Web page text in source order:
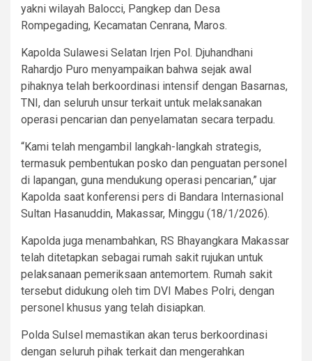
yakni wilayah Balocci, Pangkep dan Desa
Rompegading, Kecamatan Cenrana, Maros.
Kapolda Sulawesi Selatan Irjen Pol. Djuhandhani
Rahardjo Puro menyampaikan bahwa sejak awal
pihaknya telah berkoordinasi intensif dengan Basarnas,
TNI, dan seluruh unsur terkait untuk melaksanakan
operasi pencarian dan penyelamatan secara terpadu.
“Kami telah mengambil langkah-langkah strategis,
termasuk pembentukan posko dan penguatan personel
di lapangan, guna mendukung operasi pencarian,” ujar
Kapolda saat konferensi pers di Bandara Internasional
Sultan Hasanuddin, Makassar, Minggu (18/1/2026).
Kapolda juga menambahkan, RS Bhayangkara Makassar
telah ditetapkan sebagai rumah sakit rujukan untuk
pelaksanaan pemeriksaan antemortem. Rumah sakit
tersebut didukung oleh tim DVI Mabes Polri, dengan
personel khusus yang telah disiapkan.
Polda Sulsel memastikan akan terus berkoordinasi
dengan seluruh pihak terkait dan mengerahkan